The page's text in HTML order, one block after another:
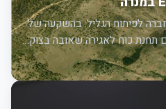
לפיתוח הגליל: בהשקעה של